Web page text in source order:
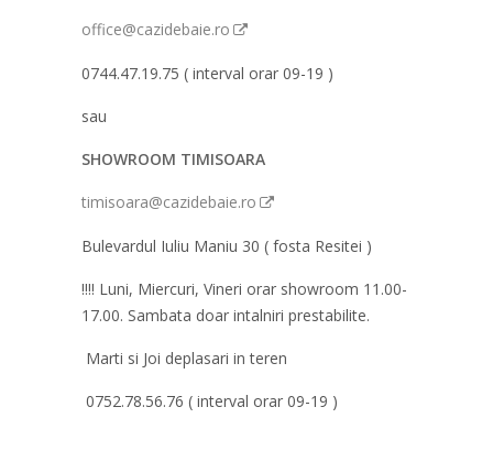
office@cazidebaie.ro
0744.47.19.75 ( interval orar 09-19 )
sau
SHOWROOM TIMISOARA
timisoara@cazidebaie.ro
Bulevardul Iuliu Maniu 30 ( fosta Resitei )
!!!! Luni, Miercuri, Vineri orar showroom 11.00-
17.00. Sambata doar intalniri prestabilite.
Marti si Joi deplasari in teren
0752.78.56.76 ( interval orar 09-19 )